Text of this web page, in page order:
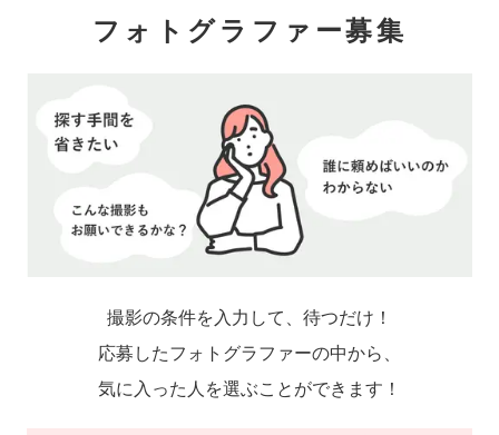
フォトグラファー募集
撮影の条件を入力して、待つだけ！
応募したフォトグラファーの中から、
気に入った人を選ぶことができます！